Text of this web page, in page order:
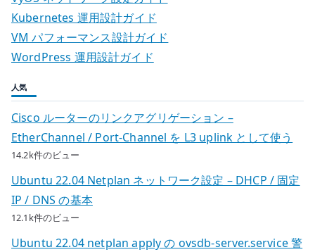
Kubernetes 運用設計ガイド
VM パフォーマンス設計ガイド
WordPress 運用設計ガイド
人気
Cisco ルーターのリンクアグリゲーション –
EtherChannel / Port-Channel を L3 uplink として使う
14.2k件のビュー
Ubuntu 22.04 Netplan ネットワーク設定 – DHCP / 固定
IP / DNS の基本
12.1k件のビュー
Ubuntu 22.04 netplan apply の ovsdb-server.service 警